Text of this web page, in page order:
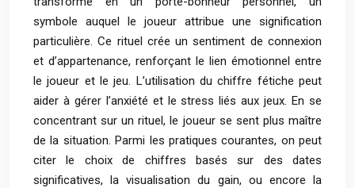
symbole auquel le joueur attribue une signification
particulière. Ce rituel crée un sentiment de connexion
et d’appartenance, renforçant le lien émotionnel entre
le joueur et le jeu. L’utilisation du chiffre fétiche peut
aider à gérer l’anxiété et le stress liés aux jeux. En se
concentrant sur un rituel, le joueur se sent plus maître
de la situation. Parmi les pratiques courantes, on peut
citer le choix de chiffres basés sur des dates
significatives, la visualisation du gain, ou encore la